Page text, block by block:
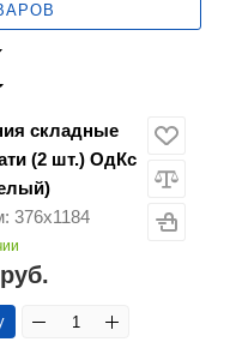
складные
(2 шт.) ОдКс
376х1184